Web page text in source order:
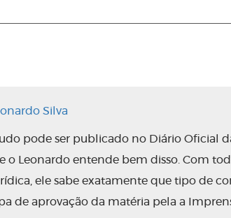
Silva
pode ser publicado no Diário Oficial
e o Leonardo entende bem disso. Com
ele sabe exatamente que tipo de
de aprovação da matéria pela a